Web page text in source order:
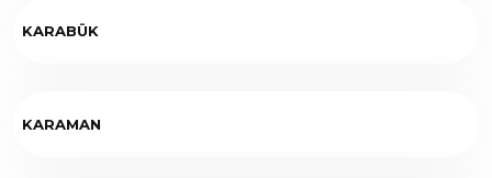
KARABÜK
KARAMAN